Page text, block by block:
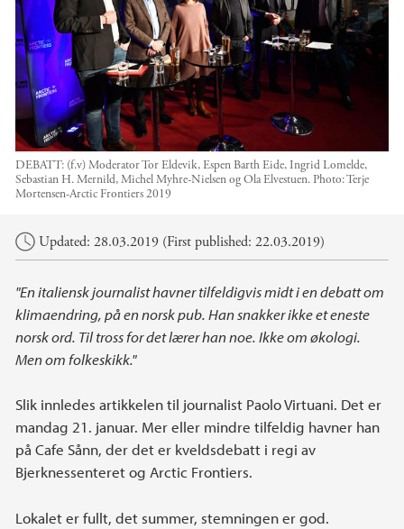
DEBATT: (f.v) Moderator Tor Eldevik, Espen Barth Eide, Ingrid Lomelde,
Sebastian H. Mernild, Michel Myhre-Nielsen og Ola Elvestuen. Photo:Terje
Mortensen-Arctic Frontiers 2019
Main content
Updated: 28.03.2019 (First published: 22.03.2019)
"En italiensk journalist havner tilfeldigvis midt i en debatt om
klimaendring, på en norsk pub. Han snakker ikke et eneste
norsk ord. Til tross for det lærer han noe. Ikke om økologi.
Men om folkeskikk."
Slik innledes artikkelen til journalist Paolo Virtuani. Det er
mandag 21. januar. Mer eller mindre tilfeldig havner han
på Cafe Sånn, der det er kveldsdebatt i regi av
Bjerknessenteret og Arctic Frontiers.
Lokalet er fullt, det summer, stemningen er god.